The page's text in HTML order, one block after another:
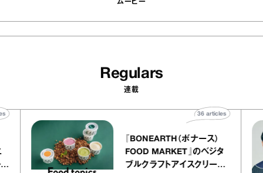
ムービー
Regulars
連載
リエ
プ キャ
『BONEARTH（ボナース）
FOOD MARKET』のベジタ
ブルクラフトアイスクリーム
36